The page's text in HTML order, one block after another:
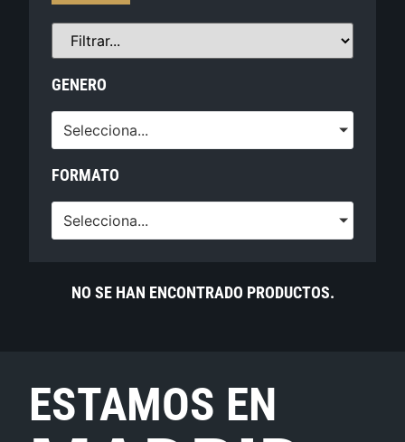
GENERO
Selecciona...
FORMATO
Selecciona...
NO SE HAN ENCONTRADO PRODUCTOS.
ESTAMOS EN